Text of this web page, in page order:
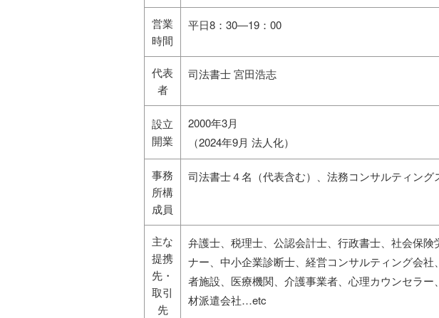
営業
時間
平日8：30―19：00
代表
者
司法書士 宮田浩志
設立
開業
2000年3月
（2024年9月 法人化）
事務
所構
成員
司法書士４名（代表含む）、法務コンサルティング
主な
提携
先・
取引
先
弁護士、税理士、公認会計士、行政書士、社会保
ナー、中小企業診断士、経営コンサルティング会
者施設、医療機関、介護事業者、心理カウンセラ
材派遣会社…etc